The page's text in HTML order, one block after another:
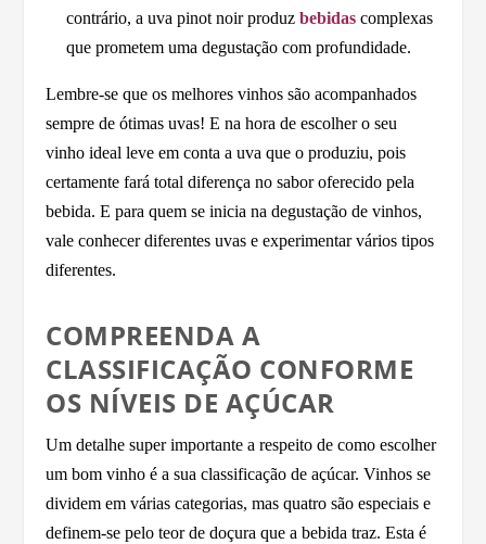
contrário, a uva pinot noir produz bebidascomplexas
que prometem uma degustação com profundidade.
Lembre-se que os melhores vinhos são acompanhados
sempre de ótimas uvas! E na hora de escolher o seu
vinho ideal leve em conta a uva que o produziu, pois
certamente fará total diferença no sabor oferecido pela
bebida. E para quem se inicia na degustação de vinhos,
vale conhecer diferentes uvas e experimentar vários tipos
diferentes.
COMPREENDA A
CLASSIFICAÇÃO CONFORME
OS NÍVEIS DE AÇÚCAR
Um detalhe super importante a respeito de como escolher
um bom vinho é a sua classificação de açúcar. Vinhos se
dividem em várias categorias, mas quatro são especiais e
definem-se pelo teor de doçura que a bebida traz. Esta é